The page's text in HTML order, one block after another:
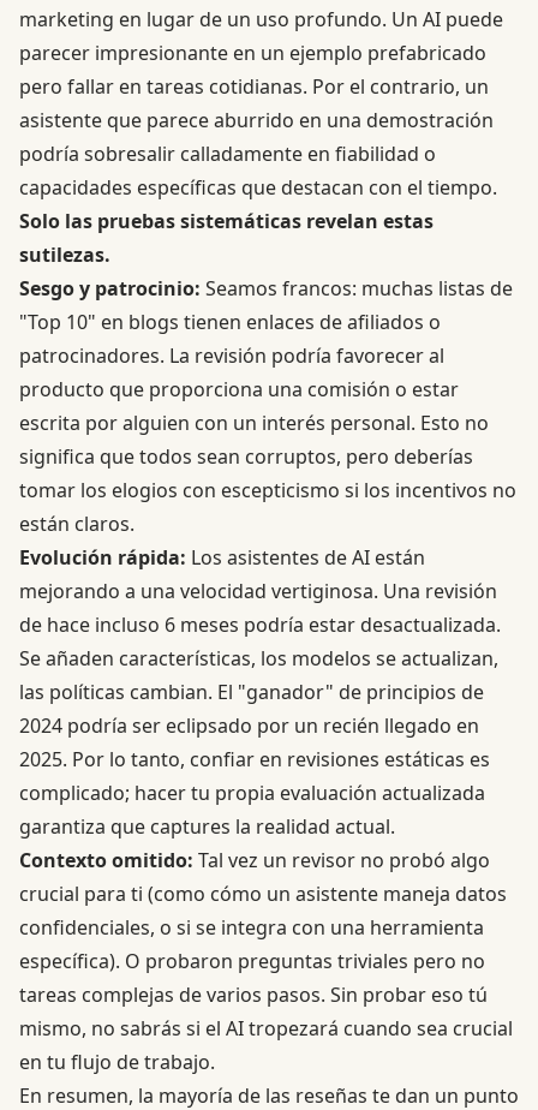
marketing en lugar de un uso profundo. Un AI puede
parecer impresionante en un ejemplo prefabricado
pero fallar en tareas cotidianas. Por el contrario, un
asistente que parece aburrido en una demostración
podría sobresalir calladamente en fiabilidad o
capacidades específicas que destacan con el tiempo.
Solo las pruebas sistemáticas revelan estas
sutilezas.
Sesgo y patrocinio: Seamos francos: muchas listas de
"Top 10" en blogs tienen enlaces de afiliados o
patrocinadores. La revisión podría favorecer al
producto que proporciona una comisión o estar
escrita por alguien con un interés personal. Esto no
significa que todos sean corruptos, pero deberías
tomar los elogios con escepticismo si los incentivos no
están claros.
Evolución rápida: Los asistentes de AI están
mejorando a una velocidad vertiginosa. Una revisión
de hace incluso 6 meses podría estar desactualizada.
Se añaden características, los modelos se actualizan,
las políticas cambian. El "ganador" de principios de
2024 podría ser eclipsado por un recién llegado en
2025. Por lo tanto, confiar en revisiones estáticas es
complicado; hacer tu propia evaluación actualizada
garantiza que captures la realidad actual.
Contexto omitido: Tal vez un revisor no probó algo
crucial para ti (como cómo un asistente maneja datos
confidenciales, o si se integra con una herramienta
específica). O probaron preguntas triviales pero no
tareas complejas de varios pasos. Sin probar eso tú
mismo, no sabrás si el AI tropezará cuando sea crucial
en tu flujo de trabajo.
En resumen, la mayoría de las reseñas te dan un punto